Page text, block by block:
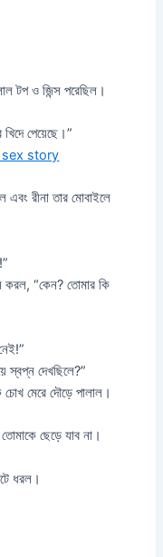
টপ ও জিন্স পরেছিল।
পেয়েছে।”
story
এবং রীনা তার মোবাইলে
করল, “কেন? তোমার কি
স্বপ্ন দেখছিলে?”
চোখ মেরে দৌড়ে পালাল।
ছেড়ে যাব না।
ধরল।